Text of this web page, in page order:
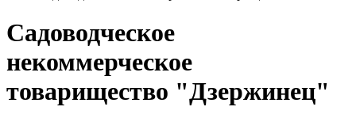
Садоводческое
некоммерческое
товарищество "Дзержинец"